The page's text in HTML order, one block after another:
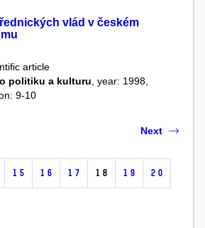
vlád v českém
article
politiku a kulturu , year: 1998,
9-10
15 16 17 18 19 20
Next